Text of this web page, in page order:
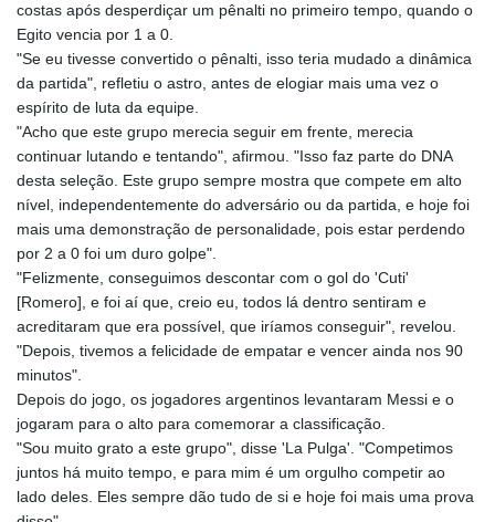
costas após desperdiçar um pênalti no primeiro tempo, quando o
Egito vencia por 1 a 0.
"Se eu tivesse convertido o pênalti, isso teria mudado a dinâmica
da partida", refletiu o astro, antes de elogiar mais uma vez o
espírito de luta da equipe.
"Acho que este grupo merecia seguir em frente, merecia
continuar lutando e tentando", afirmou. "Isso faz parte do DNA
desta seleção. Este grupo sempre mostra que compete em alto
nível, independentemente do adversário ou da partida, e hoje foi
mais uma demonstração de personalidade, pois estar perdendo
por 2 a 0 foi um duro golpe".
"Felizmente, conseguimos descontar com o gol do 'Cuti'
[Romero], e foi aí que, creio eu, todos lá dentro sentiram e
acreditaram que era possível, que iríamos conseguir", revelou.
"Depois, tivemos a felicidade de empatar e vencer ainda nos 90
minutos".
Depois do jogo, os jogadores argentinos levantaram Messi e o
jogaram para o alto para comemorar a classificação.
"Sou muito grato a este grupo", disse 'La Pulga'. "Competimos
juntos há muito tempo, e para mim é um orgulho competir ao
lado deles. Eles sempre dão tudo de si e hoje foi mais uma prova